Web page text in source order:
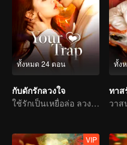
ทั้งหมด 24 ตอน
กับดักรักลวงใจ
ใช้รักเป็นเหยื่อล่อ ลวงคุณให้ติดกับแสนล้ำลึก
ทั้ง
ทาส
VIP